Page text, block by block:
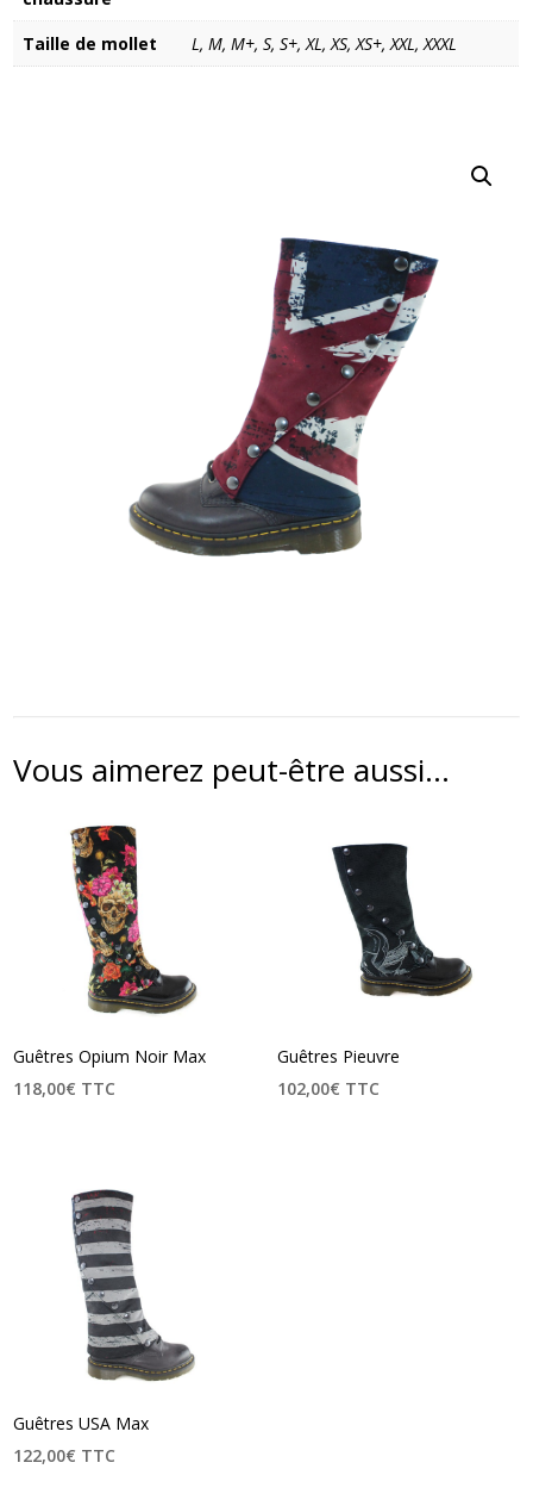
Taille de mollet
L, M, M+, S, S+, XL, XS, XS+, XXL, XXXL
Vous aimerez peut-être aussi…
Guêtres Opium Noir Max
118,00€ TTC
Guêtres Pieuvre
102,00€ TTC
Guêtres USA Max
122,00€ TTC